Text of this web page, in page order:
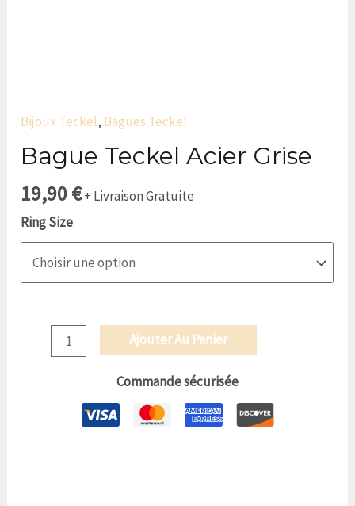
Bijoux Teckel, Bagues Teckel
Bague Teckel Acier Grise
19,90€+ Livraison Gratuite
Ring Size
Ajouter Au Panier
Commande sécurisée